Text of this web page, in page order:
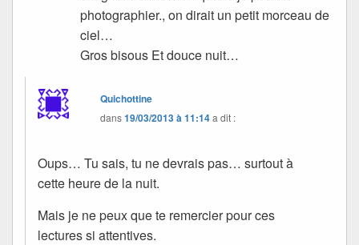
photographier., on dirait un petit morceau de
ciel…
Gros bisous Et douce nuit…
Quichottine
dans19/03/2013 à 11:14a dit :
Oups… Tu sais, tu ne devrais pas… surtout à
cette heure de la nuit.
Mais je ne peux que te remercier pour ces
lectures si attentives.